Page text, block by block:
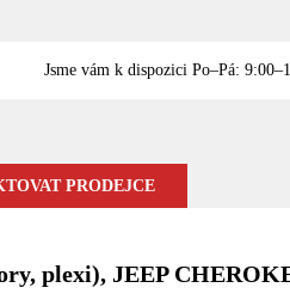
Jsme vám k dispozici Po–Pá:
PRODEJCE
plexi), JEEP